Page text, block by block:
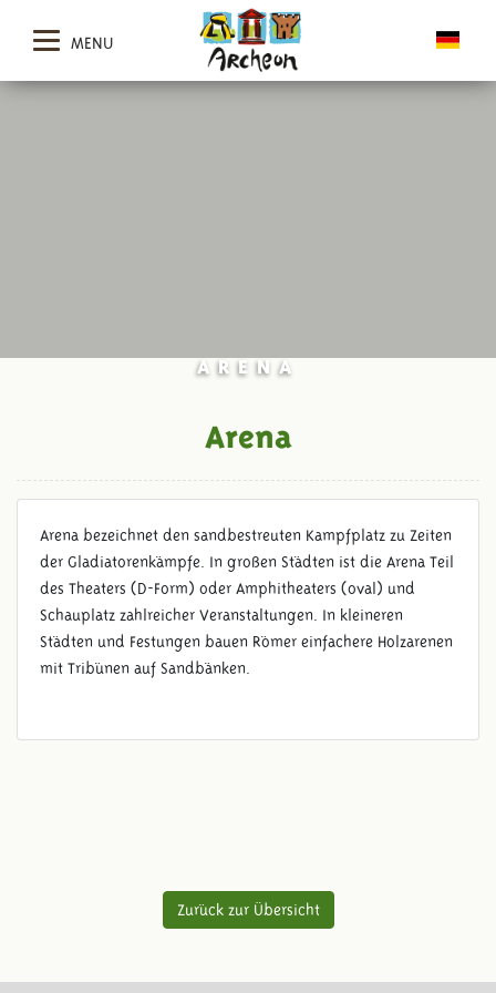
MENU
ARENA
Arena
Arena bezeichnet den sandbestreuten Kampfplatz zu Zeiten
der Gladiatorenkämpfe. In großen Städten ist die Arena Teil
des Theaters (D-Form) oder Amphitheaters (oval) und
Schauplatz zahlreicher Veranstaltungen. In kleineren
Städten und Festungen bauen Römer einfachere Holzarenen
mit Tribünen auf Sandbänken.
Zurück zur Übersicht